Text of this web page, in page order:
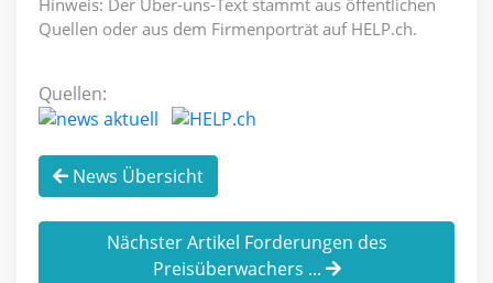
Quellen oder aus dem Firmenporträt auf HELP.ch.
Quellen:
News Übersicht
Nächster Artikel Forderungen des
Preisüberwachers ...